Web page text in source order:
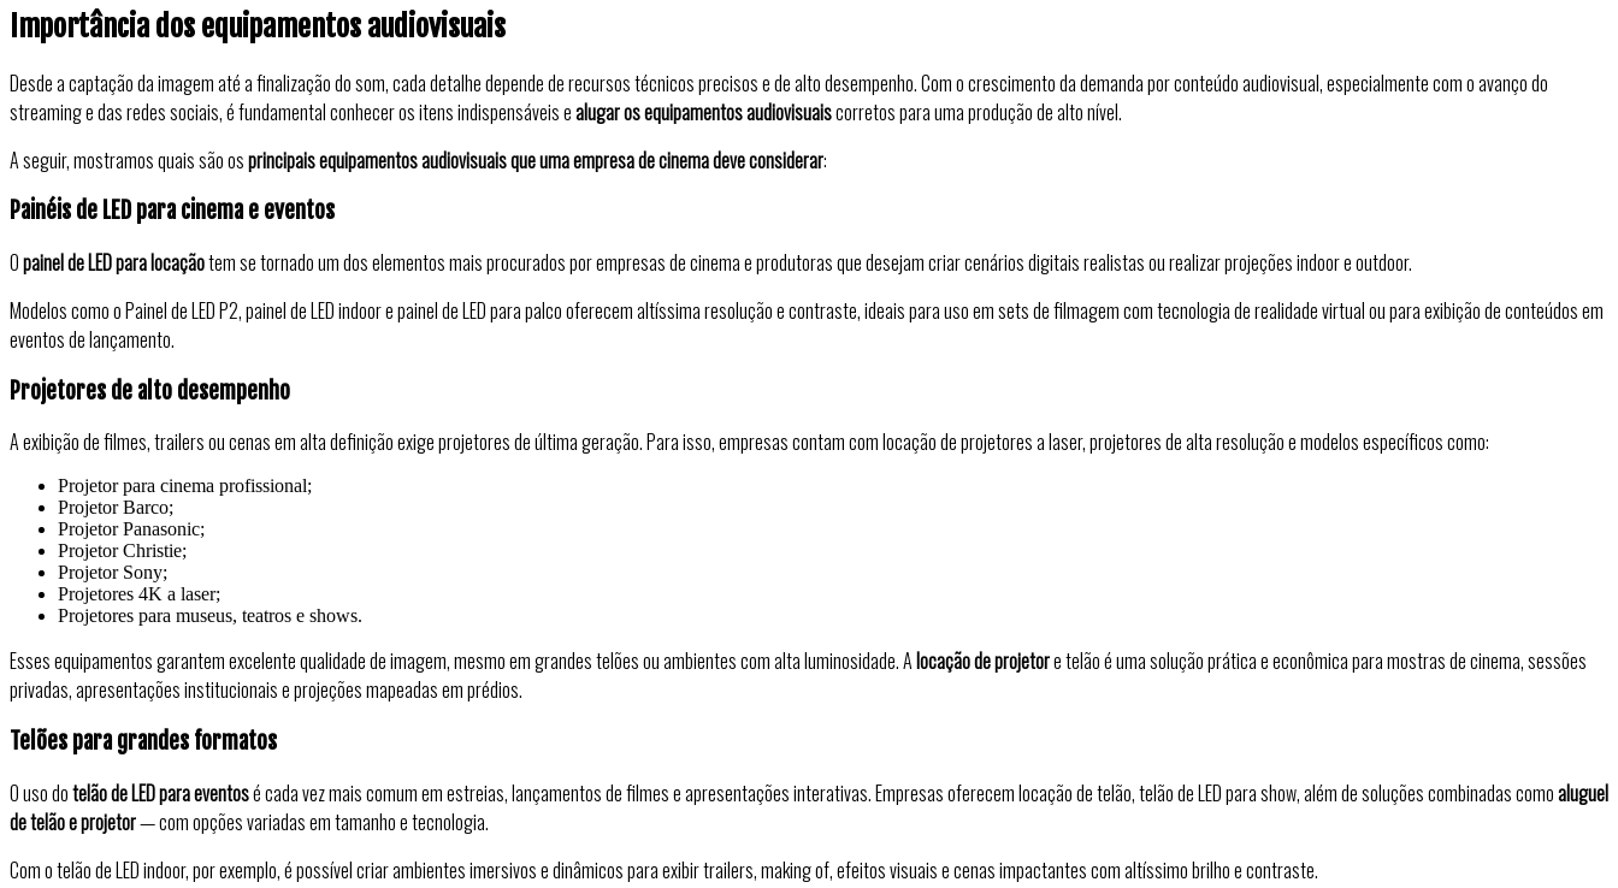
Importância dos equipamentos audiovisuais
Desde a captação da imagem até a finalização do som, cada detalhe depende de recursos técnicos precisos e de alto desempenho. Com o crescimento da demanda por conteúdo audiovisual, especialmente com o avanço do
streaming e das redes sociais, é fundamental conhecer os itens indispensáveis ealugar os equipamentos audiovisuaiscorretos para uma produção de alto nível.
A seguir, mostramos quais são osprincipais equipamentos audiovisuais que uma empresa de cinema deve considerar:
Painéis de LED para cinema e eventos
Opainel de LED para locaçãotem se tornado um dos elementos mais procurados por empresas de cinema e produtoras que desejam criar cenários digitais realistas ou realizar projeções indoor e outdoor.
Modelos como o Painel de LED P2, painel de LED indoor e painel de LED para palco oferecem altíssima resolução e contraste, ideais para uso em sets de filmagem com tecnologia de realidade virtual ou para exibição de conteúdos em
eventos de lançamento.
Projetores de alto desempenho
A exibição de filmes, trailers ou cenas em alta definição exige projetores de última geração. Para isso, empresas contam com locação de projetores a laser, projetores de alta resolução e modelos específicos como:
Projetor para cinema profissional;
Projetor Barco;
Projetor Panasonic;
Projetor Christie;
Projetor Sony;
Projetores 4K a laser;
Projetores para museus, teatros e shows.
Esses equipamentos garantem excelente qualidade de imagem, mesmo em grandes telões ou ambientes com alta luminosidade. Alocação de projetore telão é uma solução prática e econômica para mostras de cinema, sessões
privadas, apresentações institucionais e projeções mapeadas em prédios.
Telões para grandes formatos
O uso dotelão de LED para eventosé cada vez mais comum em estreias, lançamentos de filmes e apresentações interativas. Empresas oferecem locação de telão, telão de LED para show, além de soluções combinadas comoaluguel
de telão e projetor— com opções variadas em tamanho e tecnologia.
Com o telão de LED indoor, por exemplo, é possível criar ambientes imersivos e dinâmicos para exibir trailers, making of, efeitos visuais e cenas impactantes com altíssimo brilho e contraste.